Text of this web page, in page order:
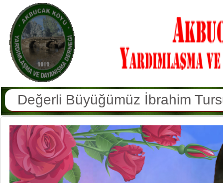
Değerli Büyüğümüz Hatun
Köyümüz Sakinlerinden Hamdi
Değerli Büyüğümüz Şekernaz
Değerli Büyüğümüz Azmi